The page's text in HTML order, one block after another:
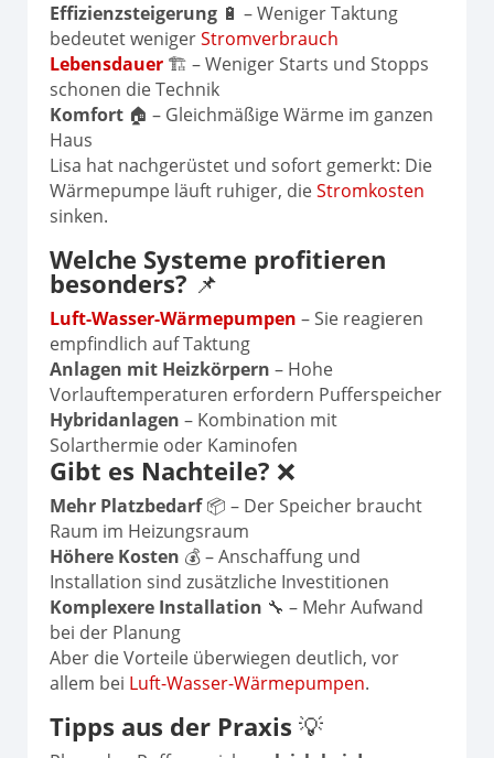
Effizienzsteigerung 🔋 – Weniger Taktung
bedeutet wenigerStromverbrauch
Lebensdauer 🏗️ – Weniger Starts und Stopps
schonen die Technik
Komfort 🏠 – Gleichmäßige Wärme im ganzen
Haus
Lisa hat nachgerüstet und sofort gemerkt: Die
Wärmepumpe läuft ruhiger, dieStromkosten
sinken.
Welche Systeme profitieren
besonders? 📌
Luft-Wasser-Wärmepumpen – Sie reagieren
empfindlich auf Taktung
Anlagen mit Heizkörpern – Hohe
Vorlauftemperaturen erfordern Pufferspeicher
Hybridanlagen – Kombination mit
Solarthermie oder Kaminofen
Gibt es Nachteile? ❌
Mehr Platzbedarf📦 – Der Speicher braucht
Raum im Heizungsraum
Höhere Kosten 💰 – Anschaffung und
Installation sind zusätzliche Investitionen
Komplexere Installation 🔧 – Mehr Aufwand
bei der Planung
Aber die Vorteile überwiegen deutlich, vor
allem bei Luft-Wasser-Wärmepumpen.
Tipps aus der Praxis 💡